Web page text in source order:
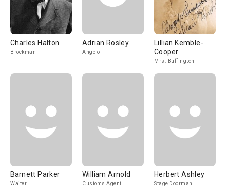
Charles Halton
Brockman
Adrian Rosley
Angelo
Lillian Kemble-
Cooper
Mrs. Buffington
Barnett Parker
Waiter
William Arnold
Customs Agent
Herbert Ashley
Stage Doorman